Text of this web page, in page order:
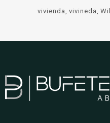
vivienda vivineda Will